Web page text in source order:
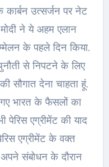
उत्सर्जन पर नेट
मोदी ने ये अहम एलान
के पहले दिन किया.
से निपटने के लिए
सौगात देना चाहता हूं.
गए भारत के फैसलों का
पेरिस एग्रीमेंट की याद
एग्रीमेंट के वक्त
अपने संबोधन के दौरान